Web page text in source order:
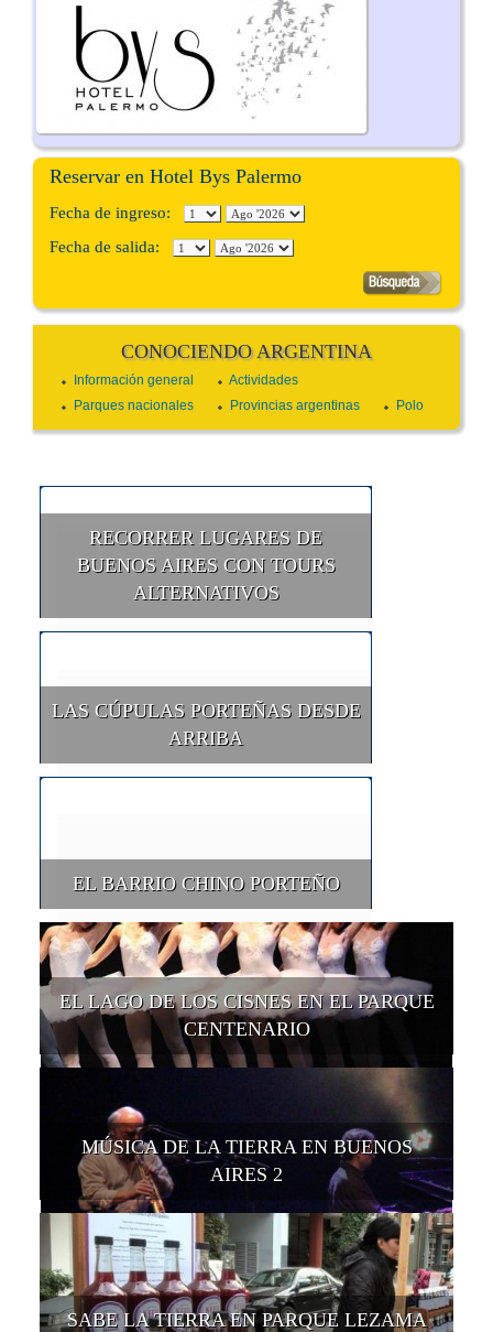
Reservar en Hotel Bys Palermo
Fecha de ingreso:
Fecha de salida:
CONOCIENDO ARGENTINA
Información general
Actividades
Parques nacionales
Provincias argentinas Polo
RECORRER LUGARES DE
BUENOS AIRES CON TOURS
ALTERNATIVOS
LAS CÚPULAS PORTEÑAS DESDE
ARRIBA
EL BARRIO CHINO PORTEÑO
EL LAGO DE LOS CISNES EN EL PARQUE
CENTENARIO
MÚSICA DE LA TIERRA EN BUENOS
AIRES 2
SABE LA TIERRA EN PARQUE LEZAMA